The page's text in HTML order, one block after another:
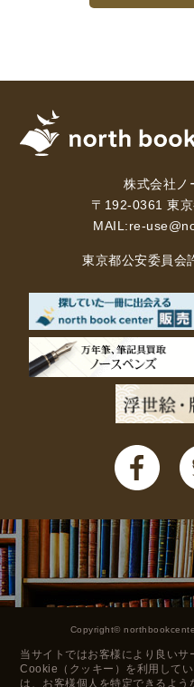
株式会社ノ
〒192-0361 東
MAIL:re-
東京都公安委員会
Copyright©
当サイトではお客様により良いサ
Cookie（クッキー）を利用して
は、お客様個人を特定できるよう